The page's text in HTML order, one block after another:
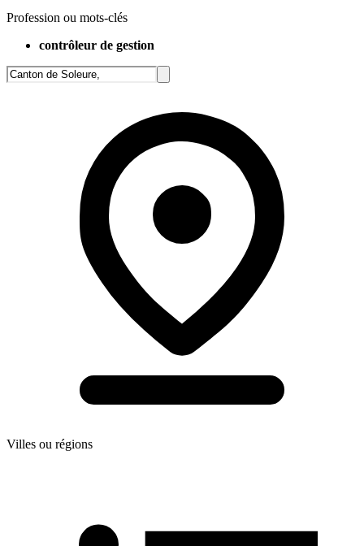
Profession ou mots-clés
contrôleur de gestion
Villes ou régions